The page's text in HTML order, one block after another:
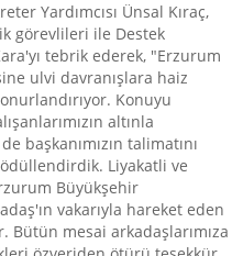
Yardımcısı Ünsal Kıraç,
görevlileri ile Destek
tebrik ederek, "Erzurum
ulvi davranışlara haiz
Konuyu
altınla
başkanımızın talimatını
Liyakatli ve
Büyükşehir
vakarıyla hareket eden
mesai arkadaşlarımıza